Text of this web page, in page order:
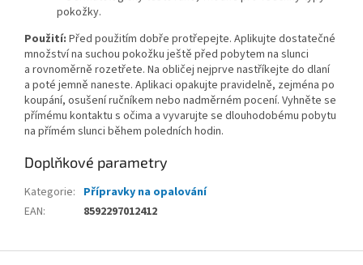
pokožky.
Použití: Před použitím dobře protřepejte. Aplikujte dostatečné
množství na suchou pokožku ještě před pobytem na slunci
a rovnoměrně rozetřete. Na obličej nejprve nastříkejte do dlaní
a poté jemně naneste. Aplikaci opakujte pravidelně, zejména po
koupání, osušení ručníkem nebo nadměrném pocení. Vyhněte se
přímému kontaktu s očima a vyvarujte se dlouhodobému pobytu
na přímém slunci během poledních hodin.
Doplňkové parametry
Kategorie: Přípravky na opalování
EAN: 8592297012412